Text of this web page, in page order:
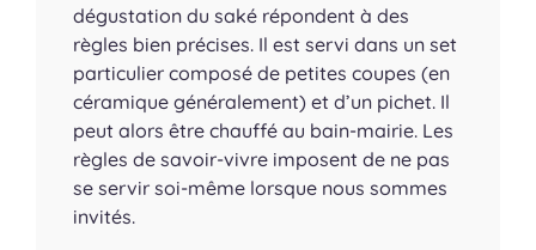
dégustation du saké répondent à des
règles bien précises. Il est servi dans un set
particulier composé de petites coupes (en
céramique généralement) et d’un pichet. Il
peut alors être chauffé au bain-mairie. Les
règles de savoir-vivre imposent de ne pas
se servir soi-même lorsque nous sommes
invités.